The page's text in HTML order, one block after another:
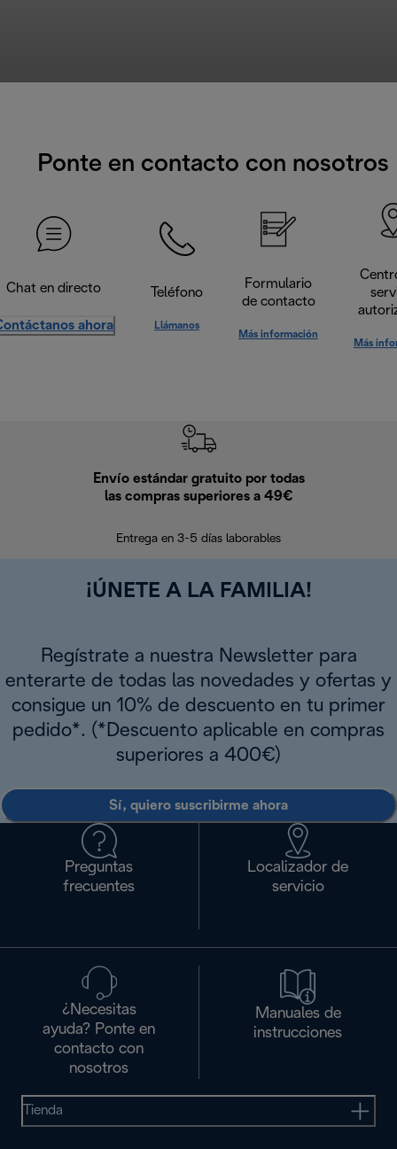
Ponte en contacto con nosotros
Chat en directo
ahora
Teléfono
Llámanos
Formulario
de contacto
Más información
Más
Envío estándar gratuito por todas
las compras superiores a 49€
Entrega en 3-5 días laborables
¡ÚNETE A LA FAMILIA!
Regístrate a nuestra Newsletter para
enterarte de todas las novedades y ofertas y
consigue un 10% de descuento en tu primer
pedido*. (*Descuento aplicable en compras
superiores a 400€)
Sí, quiero suscribirme ahora
Preguntas
frecuentes
Localizador de
servicio
¿Necesitas
ayuda? Ponte en
contacto con
nosotros
Manuales de
instrucciones
Tienda